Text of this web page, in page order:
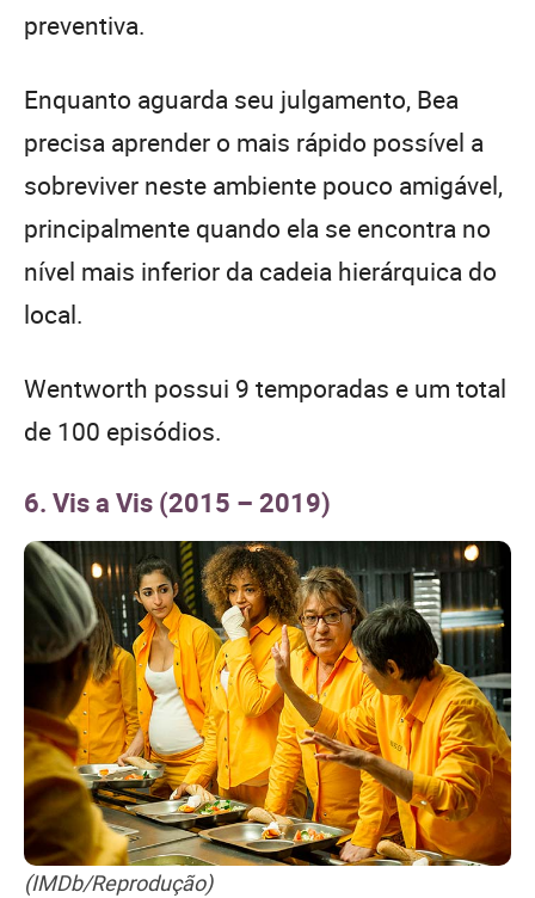
preventiva.
Enquanto aguarda seu julgamento, Bea
precisa aprender o mais rápido possível a
sobreviver neste ambiente pouco amigável,
principalmente quando ela se encontra no
nível mais inferior da cadeia hierárquica do
local.
Wentworth possui 9 temporadas e um total
de 100 episódios.
6. Vis a Vis (2015 – 2019)
(IMDb/Reprodução)